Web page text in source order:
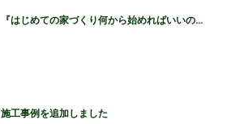
『はじめての家づくり何から始めればいいの...
施工事例を追加しました